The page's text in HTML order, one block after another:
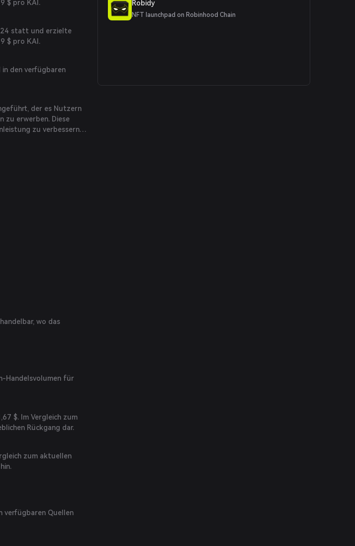
$ pro KAI.
statt und erzielte
$ pro KAI.
in den verfügbaren
der es Nutzern
zu erwerben. Diese
zu verbessern
wo das
Handelsvolumen für
$. Im Vergleich zum
Rückgang dar.
zum aktuellen
verfügbaren Quellen
Robidy
NFT launchpad on Robinhood Chain